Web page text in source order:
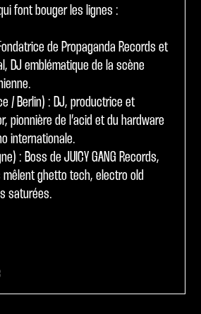
font bouger les lignes :
de Propaganda Records et
DJ emblématique de la scène
/ Berlin) : DJ, productrice et
pionnière de l’acid et du hardware
internationale.
: Boss de JUICY GANG Records,
ghetto tech, electro old
saturées.